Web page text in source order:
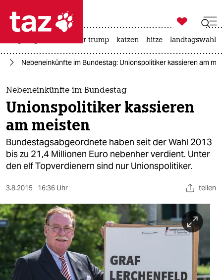
 taz zahl ich
taz zahl ich
themen
politik
öko
gesellschaft
sport
berlin
nord
wahrheit

taz zahl ich
usa unter trump katzen hitze landtagswahl
Nebeneinkünfte im Bundestag: Unionspolitiker kassieren am
Nebeneinkünfte im Bundestag
Unionspolitiker kassieren
am meisten
Bundestagsabgeordnete haben seit der Wahl 2013
bis zu 21,4 Millionen Euro nebenher verdient. Unter
den elf Topverdienern sind nur Unionspolitiker.
3.8.2015 16:36 Uhr teilen